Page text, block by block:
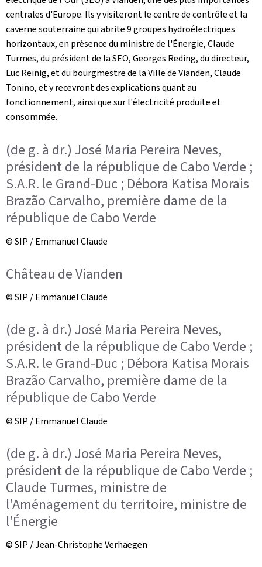
centrales d'Europe. Ils y visiteront le centre de contrôle et la
caverne souterraine qui abrite 9 groupes hydroélectriques
horizontaux, en présence du ministre de l'Énergie, Claude
Turmes, du président de la SEO, Georges Reding, du directeur,
Luc Reinig, et du bourgmestre de la Ville de Vianden, Claude
Tonino, et y recevront des explications quant au
fonctionnement, ainsi que sur l'électricité produite et
consommée.
(de g. à dr.) José Maria Pereira Neves,
président de la république de Cabo Verde ;
S.A.R. le Grand-Duc ; Débora Katisa Morais
Brazão Carvalho, première dame de la
république de Cabo Verde
© SIP / Emmanuel Claude
Château de Vianden
© SIP / Emmanuel Claude
(de g. à dr.) José Maria Pereira Neves,
président de la république de Cabo Verde ;
S.A.R. le Grand-Duc ; Débora Katisa Morais
Brazão Carvalho, première dame de la
république de Cabo Verde
© SIP / Emmanuel Claude
(de g. à dr.) José Maria Pereira Neves,
président de la république de Cabo Verde ;
Claude Turmes, ministre de
l'Aménagement du territoire, ministre de
l'Énergie
© SIP / Jean-Christophe Verhaegen